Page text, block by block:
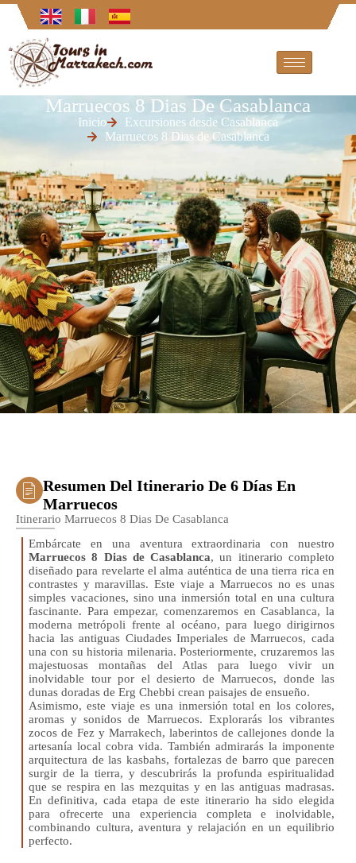
Marruecos 8 Dias De Casablanca
Inicio
Excursiones desde Casablanca
Marruecos 8 Dias de Casablanca
Resumen Del Itinerario De 6 Días En
Marruecos
Itinerario Marruecos 8 Dias De Casablanca
Embárcate en una aventura extraordinaria con nuestro
Marruecos 8 Dias de Casablanca, un itinerario completo
diseñado para revelarte el alma auténtica de una tierra rica en
contrastes y maravillas. Este viaje a Marruecos no es unas
simples vacaciones, sino una inmersión total en una cultura
fascinante. Para empezar, comenzaremos en Casablanca, la
moderna metrópoli frente al océano, para luego dirigirnos
hacia las antiguas Ciudades Imperiales de Marruecos, cada
una con su historia milenaria. Posteriormente, cruzaremos las
majestuosas montañas del Atlas para luego vivir un
inolvidable tour por el desierto de Marruecos, donde las
dunas doradas de Erg Chebbi crean paisajes de ensueño.
Asimismo, este viaje es una inmersión total en los colores,
aromas y sonidos de Marruecos. Explorarás los vibrantes
zocos de Fez y Marrakech, laberintos de callejones donde la
artesanía local cobra vida. También admirarás la imponente
arquitectura de las kasbahs, fortalezas de barro que parecen
surgir de la tierra, y descubrirás la profunda espiritualidad
que se respira en las mezquitas y en las antiguas madrasas.
En definitiva, cada etapa de este itinerario ha sido elegida
para ofrecerte una experiencia completa e inolvidable,
combinando cultura, aventura y relajación en un equilibrio
perfecto.